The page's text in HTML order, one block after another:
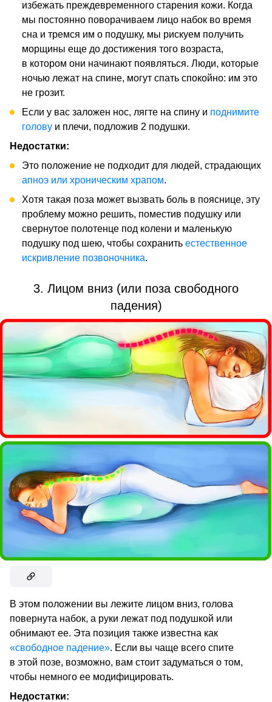
избежать преждевременного старения кожи. Когда
мы постоянно поворачиваем лицо набок во время
сна и тремся им о подушку, мы рискуем получить
морщины еще до достижения того возраста,
в котором они начинают появляться. Люди, которые
ночью лежат на спине, могут спать спокойно: им это
не грозит.
Если у вас заложен нос, лягте на спину и поднимите
голову и плечи, подложив 2 подушки.
Недостатки:
Это положение не подходит для людей, страдающих
апноэ или хроническим храпом.
Хотя такая поза может вызвать боль в пояснице, эту
проблему можно решить, поместив подушку или
свернутое полотенце под колени и маленькую
подушку под шею, чтобы сохранить естественное
искривление позвоночника.
3. Лицом вниз (или поза свободного
падения)
В этом положении вы лежите лицом вниз, голова
повернута набок, а руки лежат под подушкой или
обнимают ее. Эта позиция также известна как
«свободное падение». Если вы чаще всего спите
в этой позе, возможно, вам стоит задуматься о том,
чтобы немного ее модифицировать.
Недостатки: